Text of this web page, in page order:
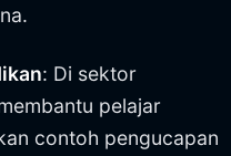
: Di sektor
pelajar
contoh pengucapan